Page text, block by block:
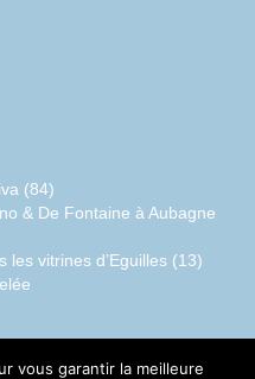
(84)
& De Fontaine à Aubagne
vitrines d’Eguilles (13)
vous garantir la meilleure